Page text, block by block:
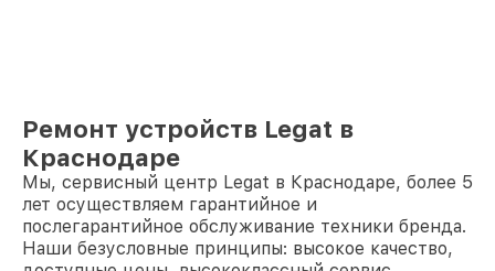
Ремонт устройств Legat в
Краснодаре
Мы, сервисный центр Legat в Краснодаре, более 5
лет осуществляем гарантийное и
послегарантийное обслуживание техники бренда.
Наши безусловные принципы: высокое качество,